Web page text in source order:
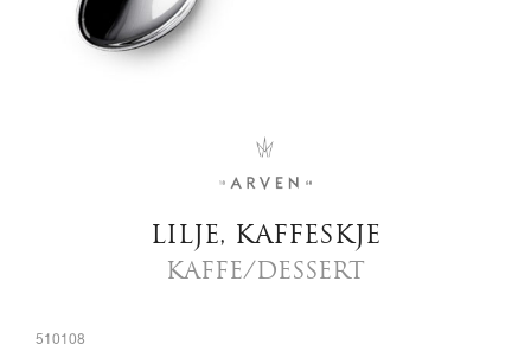
LILJE, KAFFESKJE
KAFFE/DESSERT
510108